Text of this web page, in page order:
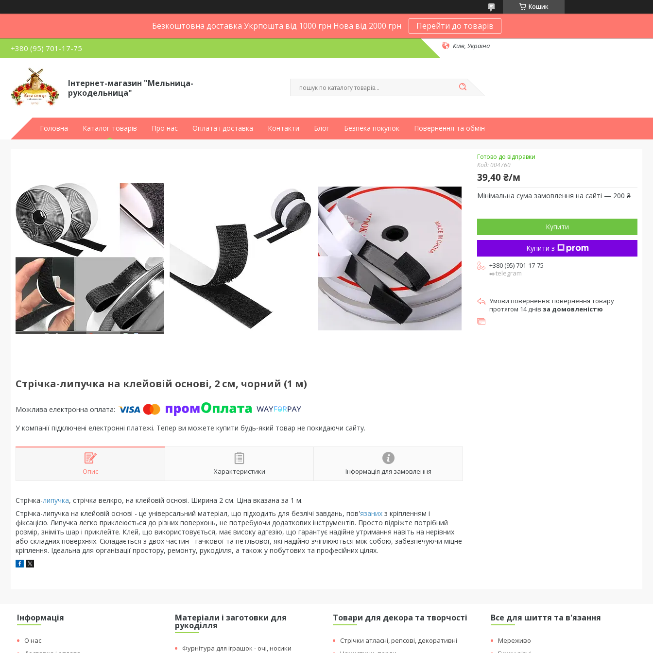
Кошик
Безкоштовна доставка Укрпошта від 1000 грн Нова від 2000 грн Перейти до товарів
+380 (95) 701-17-75 Київ, Україна
Інтернет-магазин "Мельница-
рукодельница"
Головна Каталог товарів Про нас Оплата і доставка Контакти Блог Безпека покупок Повернення та обмін
Стрічка-липучка на клейовій основі, 2 см, чорний (1 м)
У компанії підключені електронні платежі. Тепер ви можете купити будь-який товар не покидаючи сайту.
Опис Характеристики Інформація для замовлення
Стрічка-липучка, стрічка велкро, на клейовій основі. Ширина 2 см. Ціна вказана за 1 м.
Стрічка-липучка на клейовій основі - це універсальний матеріал, що підходить для безлічі завдань, пов'язаних з кріпленням і
фіксацією. Липучка легко приклеюється до різних поверхонь, не потребуючи додаткових інструментів. Просто відріжте потрібний
розмір, зніміть шар і приклейте. Клей, що використовується, має високу адгезію, що гарантує надійне утримання навіть на нерівних
або складних поверхнях. Складається з двох частин - гачкової та петльової, які надійно зчіплюються між собою, забезпечуючи міцне
кріплення. Ідеальна для організації простору, ремонту, рукоділля, а також у побутових та професійних цілях.
Готово до відправки
Код: 004760
39,40 ₴/м
Мінімальна сума замовлення на сайті — 200 ₴
Купити
Купити з
+380 (95) 701-17-75
✒️telegram
повернення товару
протягом 14 днів за домовленістю
Інформація
О нас
Матеріали і заготовки для
рукоділля
Фурнітура для іграшок - очі, носики
Товари для декора та творчості
Стрічки атласні, репсові, декоративні
Все для шиття та в'язання
Мереживо